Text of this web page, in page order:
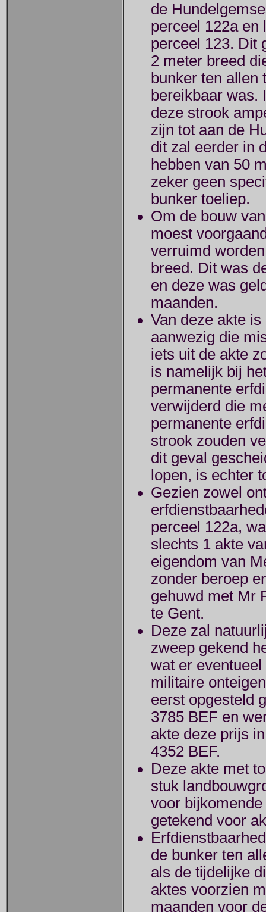
de
perceel 122a en
perceel 123. Dit
2 meter breed
bunker ten allen
bereikbaar was.
deze strook
zijn tot aan de
dit zal eerder in
hebben van 50
zeker geen
bunker toeliep.
Om de bouw
moest
verruimd
breed. Dit was
en deze was
maanden.
Van deze akte
aanwezig die
iets uit de akte
is namelijk bij
permanente
verwijderd die
permanente
strook zouden
dit geval
lopen, is echter
Gezien zowel
perceel 122a,
slechts 1 akte
eigendom van
zonder beroep
gehuwd met Mr
te Gent.
Deze zal
zweep gekend
wat er
militaire
eerst opgesteld
3785 BEF en
akte deze prijs
4352 BEF.
Deze akte met
stuk
voor
getekend voor
de bunker ten
als de tijdelijke
aktes voorzien
maanden voor